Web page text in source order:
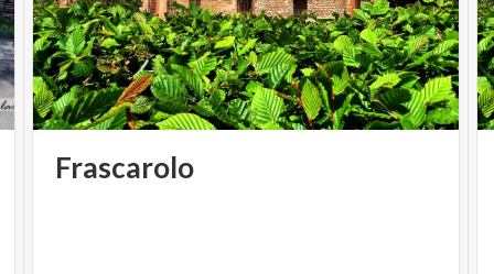
Castellaro https://www.facebook.com/
Frascarolo